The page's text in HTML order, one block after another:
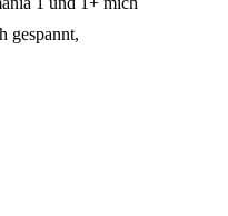
gespannt,